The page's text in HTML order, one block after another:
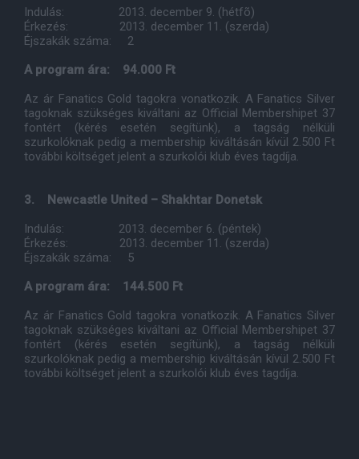
Indulás: 2013. december 9. (hétfõ)
Érkezés: 2013. december 11. (szerda)
Éjszakák száma: 2
A program ára: 94.000 Ft
Az ár Fanatics Gold tagokra vonatkozik. A Fanatics Silver
tagoknak szükséges kiváltani az Official Membershipet 37
fontért (kérés esetén segítünk), a tagság nélküli
szurkolóknak pedig a membership kiváltásán kívül 2.500 Ft
további költséget jelent a szurkolói klub éves tagdíja.
3. Newcastle United – Shakhtar Donetsk
Indulás: 2013. december 6. (péntek)
Érkezés: 2013. december 11. (szerda)
Éjszakák száma: 5
A program ára: 144.500 Ft
Az ár Fanatics Gold tagokra vonatkozik. A Fanatics Silver
tagoknak szükséges kiváltani az Official Membershipet 37
fontért (kérés esetén segítünk), a tagság nélküli
szurkolóknak pedig a membership kiváltásán kívül 2.500 Ft
további költséget jelent a szurkolói klub éves tagdíja.